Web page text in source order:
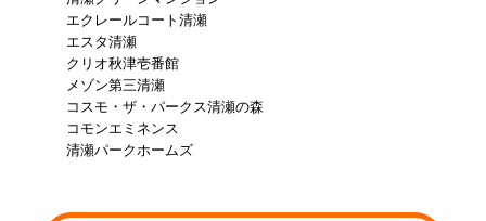
エクレールコート清瀬
エスタ清瀬
クリオ秋津壱番館
メゾン第三清瀬
コスモ・ザ・パークス清瀬の森
コモンエミネンス
清瀬パークホームズ